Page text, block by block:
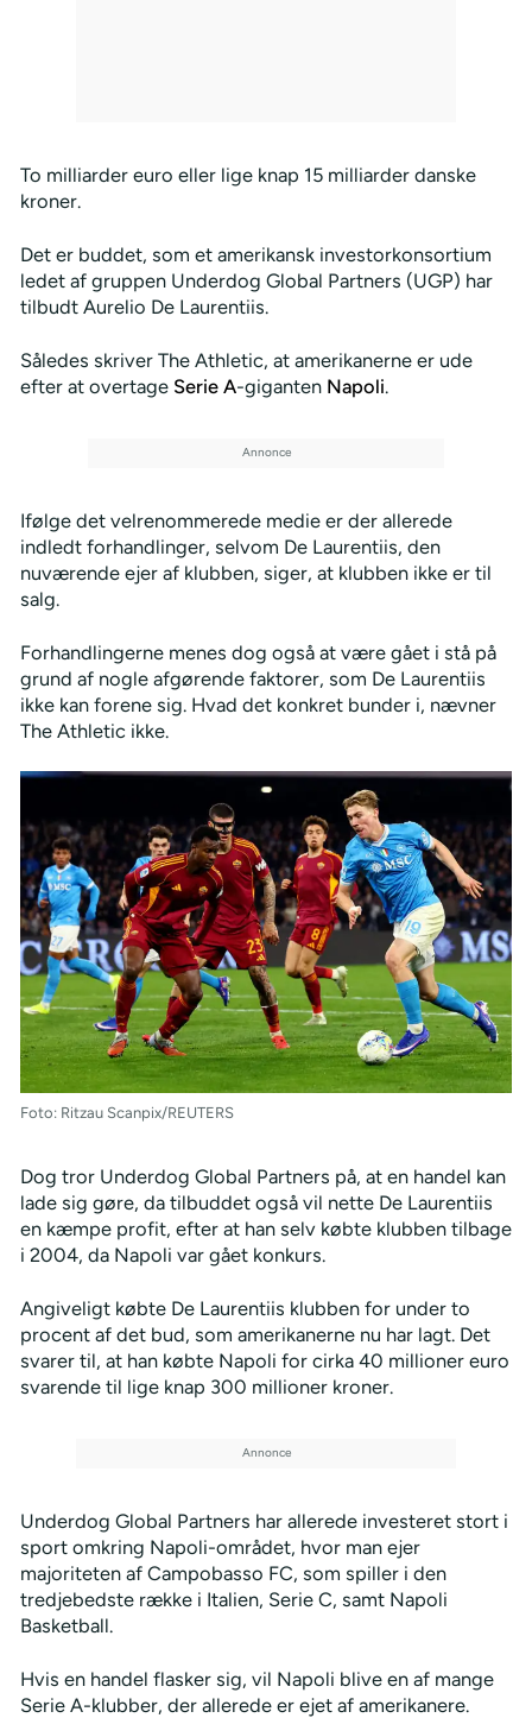
To milliarder euro eller lige knap 15 milliarder danske
kroner.
Det er buddet, som et amerikansk investorkonsortium
ledet af gruppen Underdog Global Partners (UGP) har
tilbudt Aurelio De Laurentiis.
Således skriver The Athletic, at amerikanerne er ude
efter at overtage Serie A-giganten Napoli.
Ifølge det velrenommerede medie er der allerede
indledt forhandlinger, selvom De Laurentiis, den
nuværende ejer af klubben, siger, at klubben ikke er til
salg.
Forhandlingerne menes dog også at være gået i stå på
grund af nogle afgørende faktorer, som De Laurentiis
ikke kan forene sig. Hvad det konkret bunder i, nævner
The Athletic ikke.
Foto: Ritzau Scanpix/REUTERS
Dog tror Underdog Global Partners på, at en handel kan
lade sig gøre, da tilbuddet også vil nette De Laurentiis
en kæmpe profit, efter at han selv købte klubben tilbage
i 2004, da Napoli var gået konkurs.
Angiveligt købte De Laurentiis klubben for under to
procent af det bud, som amerikanerne nu har lagt. Det
svarer til, at han købte Napoli for cirka 40 millioner euro
svarende til lige knap 300 millioner kroner.
Underdog Global Partners har allerede investeret stort i
sport omkring Napoli-området, hvor man ejer
majoriteten af Campobasso FC, som spiller i den
tredjebedste række i Italien, Serie C, samt Napoli
Basketball.
Hvis en handel flasker sig, vil Napoli blive en af mange
Serie A-klubber, der allerede er ejet af amerikanere.